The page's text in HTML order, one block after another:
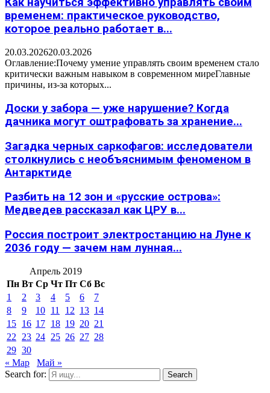
Как научиться эффективно управлять своим
временем: практическое руководство,
которое реально работает в...
20.03.202620.03.2026
Оглавление:Почему умение управлять своим временем стало
критически важным навыком в современном миреГлавные
причины, из-за которых...
Доски у забора — уже нарушение? Когда
дачника могут оштрафовать за хранение...
Загадка черных саркофагов: исследователи
столкнулись с необъяснимым феноменом в
Антарктиде
Разбить на 12 зон и «русские острова»:
Медведев рассказал как ЦРУ в...
Россия построит электростанцию на Луне к
2036 году — зачем нам лунная...
Апрель 2019
Пн Вт Ср Чт Пт Сб Вс
1
2 3 4 5 6
7
8
9 10 11 12 13 14
15 16 17 18 19 20 21
22
23 24 25 26 27 28
29 30
« Мар
Май »
Search for:
Search